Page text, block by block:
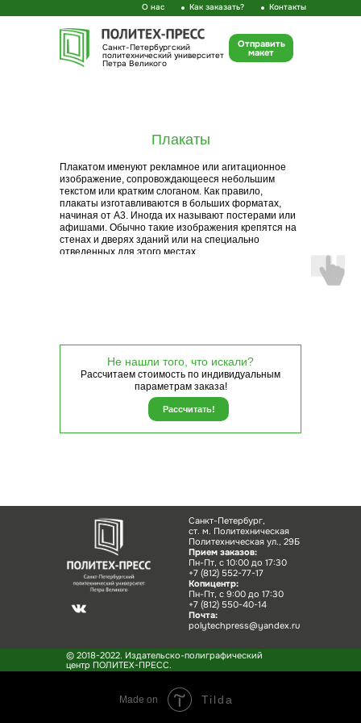
О нас Как заказать? Контакты
Санкт-Петербургский
политехнический университет
Петра Великого
Отправить
макет
ПН-ПТ: с 10:00 до 17:30
ПН-ПТ: с 09:00 до 17:30Плакаты
Плакатом именуют рекламное или агитационное
изображение, сопровождающееся небольшим
текстом или кратким слоганом. Как правило,
плакаты изготавливаются в больших форматах,
начиная от А3. Иногда их называют постерами или
афишами. Обычно такие изображения крепятся на
стенах и дверях зданий или на специально
отведенных для этого местах.
Не нашли того, что искали?
Рассчитаем стоимость по индивидуальным
параметрам заказа!
Рассчитать!
© 2018-2022. Издательско-полиграфический
центр ПОЛИТЕХ-ПРЕСС.
Санкт-Петербург,
ст. м. Политехническая
Политехническая ул., 29Б
Прием заказов:
Пн-Пт, с 10:00 до 17:30
+7 (812) 552-77-17
Копицентр:
Пн-Пт, с 9:00 до 17:30
+7 (812) 550-40-14
Почта:
polytechpress@yandex.ru
Made on Tilda